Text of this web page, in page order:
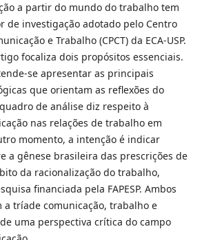
a partir do mundo do trabalho tem
de investigação adotado pelo Centro
e Trabalho (CPCT) da ECA-USP.
focaliza dois propósitos essenciais.
se apresentar as principais
que orientam as reflexões do
de análise diz respeito à
nas relações de trabalho em
momento, a intenção é indicar
a gênese brasileira das prescrições de
da racionalização do trabalho,
financiada pela FAPESP. Ambos
a tríade comunicação, trabalho e
uma perspectiva crítica do campo